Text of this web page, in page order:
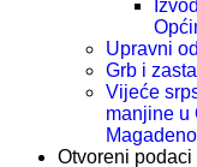
Upravni
Grb i
Vijeće
manjine u
Otvoreni podaci